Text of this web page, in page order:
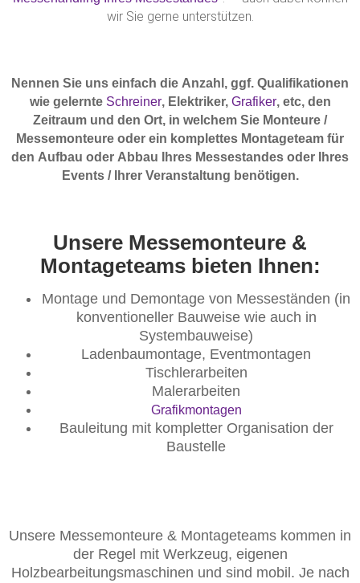
wir Sie gerne unterstützen.
Nennen Sie uns einfach die Anzahl, ggf. Qualifikationen
wie gelernte Schreiner, Elektriker, Grafiker, etc, den
Zeitraum und den Ort, in welchem Sie Monteure /
Messemonteure oder ein komplettes Montageteam für
den Aufbau oder Abbau Ihres Messestandes oder Ihres
Events / Ihrer Veranstaltung benötigen.
Unsere Messemonteure &
Montageteams bieten Ihnen:
Montage und Demontage von Messeständen (in
konventioneller Bauweise wie auch in
Systembauweise)
Ladenbaumontage, Eventmontagen
Tischlerarbeiten
Malerarbeiten
Grafikmontagen
Bauleitung mit kompletter Organisation der
Baustelle
Unsere Messemonteure & Montageteams kommen in
der Regel mit Werkzeug, eigenen
Holzbearbeitungsmaschinen und sind mobil. Je nach